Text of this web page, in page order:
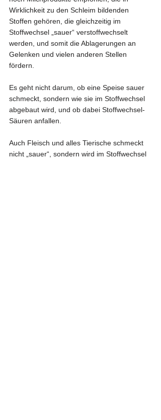
Wirklichkeit zu den Schleim bildenden
Stoffen gehören, die gleichzeitig im
Stoffwechsel „sauer“ verstoffwechselt
werden, und somit die Ablagerungen an
Gelenken und vielen anderen Stellen
fördern.
Es geht nicht darum, ob eine Speise sauer
schmeckt, sondern wie sie im Stoffwechsel
abgebaut wird, und ob dabei Stoffwechsel-
Säuren anfallen.
Auch Fleisch und alles Tierische schmeckt
nicht „sauer“, sondern wird im Stoffwechsel